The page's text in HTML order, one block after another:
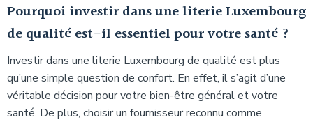
Pourquoi investir dans une literie Luxembourg
de qualité est-il essentiel pour votre santé ?
Investir dans une literie Luxembourg de qualité est plus
qu’une simple question de confort. En effet, il s’agit d’une
véritable décision pour votre bien-être général et votre
santé. De plus, choisir un fournisseur reconnu comme